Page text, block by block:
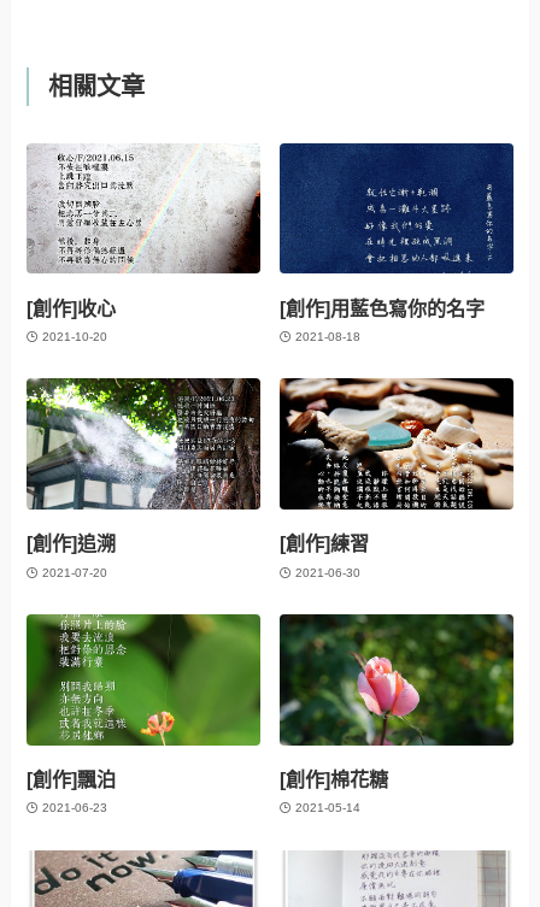
相關文章
[創作]收心
2021-10-20
[創作]用藍色寫你的名字
2021-08-18
[創作]追溯
2021-07-20
[創作]練習
2021-06-30
[創作]飄泊
2021-06-23
[創作]棉花糖
2021-05-14